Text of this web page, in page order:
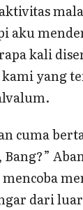
aku
kali
yang
cuma
Bang?”
dari